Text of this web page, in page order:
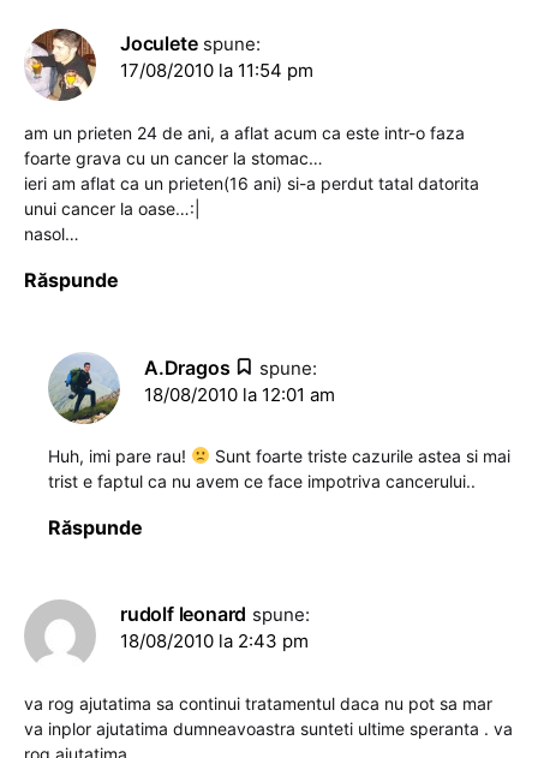
Joculete spune:
17/08/2010 la 11:54 pm
am un prieten 24 de ani, a aflat acum ca este intr-o faza
foarte grava cu un cancer la stomac…
ieri am aflat ca un prieten(16 ani) si-a perdut tatal datorita
unui cancer la oase…:|
nasol…
Răspunde
A.Dragos
spune:
18/08/2010 la 12:01 am
Huh, imi pare rau!
Sunt foarte triste cazurile astea si mai
trist e faptul ca nu avem ce face impotriva cancerului..
Răspunde
rudolf leonard spune:
18/08/2010 la 2:43 pm
va rog ajutatima sa continui tratamentul daca nu pot sa mar
va inplor ajutatima dumneavoastra sunteti ultime speranta . va
rog ajutatima.